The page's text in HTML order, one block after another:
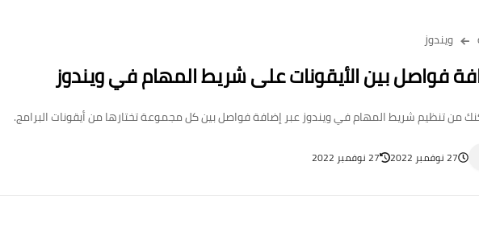
ويندوز
فواصل بين الأيقونات على شريط المهام في ويندوز
من تنظيم شريط المهام في ويندوز عبر إضافة فواصل بين كل مجموعة تختارها من أيقونات البرامج.
27 نوفمبر 2022 27 نوفمبر 2022